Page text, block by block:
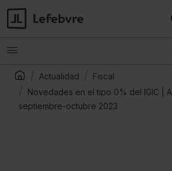
Actualidad
Fiscal
Novedades en el tipo 0% del IGIC |
septiembre-octubre 2023